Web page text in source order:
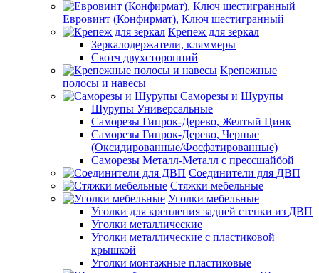
Евровинт (Конфирмат), Ключ шестигранный
Крепеж для зеркал
Зеркалодержатели, кляммеры
Скотч двухсторонний
Крепежные
полосы и навесы
Саморезы и Шурупы
Шурупы Универсальные
Саморезы Гипрок-Дерево, Желтый Цинк
Саморезы Гипрок-Дерево, Черные
(Оксидированные/Фосфатированные)
Саморезы Металл-Металл с прессшайбой
Соединители для ДВП
Стяжки мебельные
Уголки мебельные
Уголки для крепления задней стенки из ДВП
Уголки металлические
Уголки металлические с пластиковой
крышкой
Уголки монтажные пластиковые